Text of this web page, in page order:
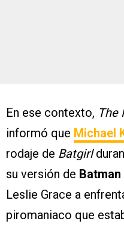
En ese contexto, The
informó que Michael
rodaje de Batgirl
su versión de Batman
Leslie Grace a
piromaniaco que